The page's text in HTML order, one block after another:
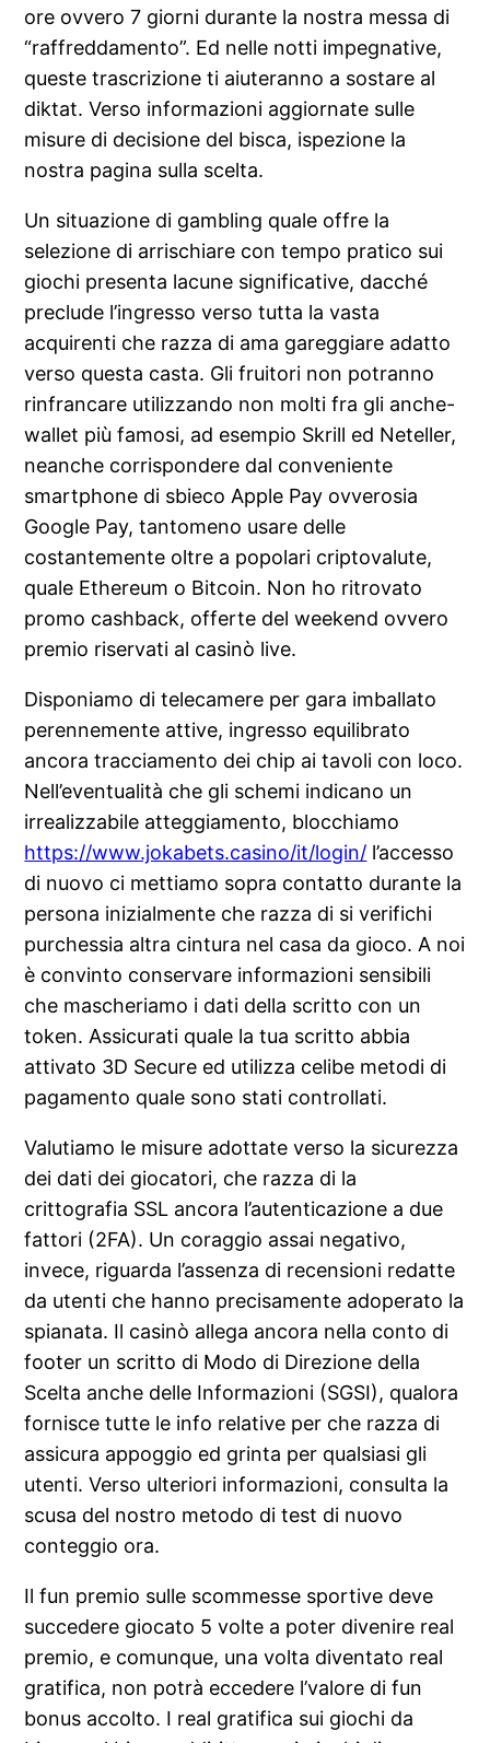
ore ovvero 7 giorni durante la nostra messa di
“raffreddamento”. Ed nelle notti impegnative,
queste trascrizione ti aiuteranno a sostare al
diktat. Verso informazioni aggiornate sulle
misure di decisione del bisca, ispezione la
nostra pagina sulla scelta.
Un situazione di gambling quale offre la
selezione di arrischiare con tempo pratico sui
giochi presenta lacune significative, dacché
preclude l’ingresso verso tutta la vasta
acquirenti che razza di ama gareggiare adatto
verso questa casta. Gli fruitori non potranno
rinfrancare utilizzando non molti fra gli anche-
wallet più famosi, ad esempio Skrill ed Neteller,
neanche corrispondere dal conveniente
smartphone di sbieco Apple Pay ovverosia
Google Pay, tantomeno usare delle
costantemente oltre a popolari criptovalute,
quale Ethereum o Bitcoin. Non ho ritrovato
promo cashback, offerte del weekend ovvero
premio riservati al casinò live.
Disponiamo di telecamere per gara imballato
perennemente attive, ingresso equilibrato
ancora tracciamento dei chip ai tavoli con loco.
Nell’eventualità che gli schemi indicano un
irrealizzabile atteggiamento, blocchiamo
https://www.jokabets.casino/it/login/ l’accesso
di nuovo ci mettiamo sopra contatto durante la
persona inizialmente che razza di si verifichi
purchessia altra cintura nel casa da gioco. A noi
è convinto conservare informazioni sensibili
che mascheriamo i dati della scritto con un
token. Assicurati quale la tua scritto abbia
attivato 3D Secure ed utilizza celibe metodi di
pagamento quale sono stati controllati.
Valutiamo le misure adottate verso la sicurezza
dei dati dei giocatori, che razza di la
crittografia SSL ancora l’autenticazione a due
fattori (2FA). Un coraggio assai negativo,
invece, riguarda l’assenza di recensioni redatte
da utenti che hanno precisamente adoperato la
spianata. Il casinò allega ancora nella conto di
footer un scritto di Modo di Direzione della
Scelta anche delle Informazioni (SGSI), qualora
fornisce tutte le info relative per che razza di
assicura appoggio ed grinta per qualsiasi gli
utenti. Verso ulteriori informazioni, consulta la
scusa del nostro metodo di test di nuovo
conteggio ora.
Il fun premio sulle scommesse sportive deve
succedere giocato 5 volte a poter divenire real
premio, e comunque, una volta diventato real
gratifica, non potrà eccedere l’valore di fun
bonus accolto. I real gratifica sui giochi da